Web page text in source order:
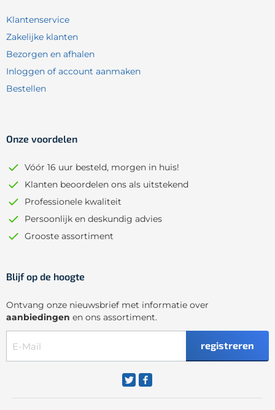
Klantenservice
Zakelijke klanten
Bezorgen en afhalen
Inloggen of account aanmaken
Bestellen
Onze voordelen
Vóór 16 uur besteld, morgen in huis!
Klanten beoordelen ons als uitstekend
Professionele kwaliteit
Persoonlijk en deskundig advies
Grooste assortiment
Blijf op de hoogte
Ontvang onze nieuwsbrief met informatie over
aanbiedingen en ons assortiment.
registreren